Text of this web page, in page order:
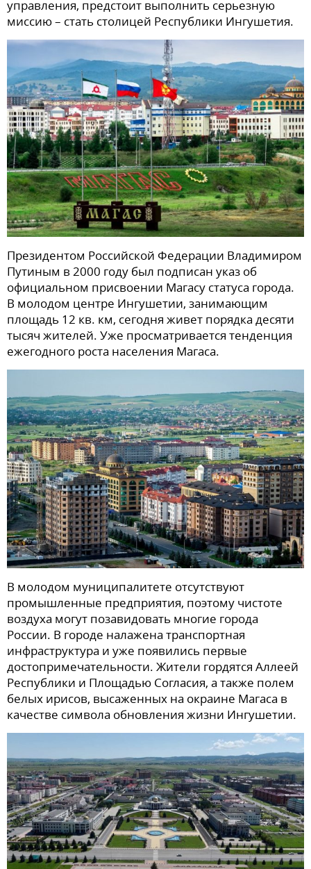
управления, предстоит выполнить серьезную
миссию – стать столицей Республики Ингушетия.
Президентом Российской Федерации Владимиром
Путиным в 2000 году был подписан указ об
официальном присвоении Магасу статуса города.
В молодом центре Ингушетии, занимающим
площадь 12 кв. км, сегодня живет порядка десяти
тысяч жителей. Уже просматривается тенденция
ежегодного роста населения Магаса.
В молодом муниципалитете отсутствуют
промышленные предприятия, поэтому чистоте
воздуха могут позавидовать многие города
России. В городе налажена транспортная
инфраструктура и уже появились первые
достопримечательности. Жители гордятся Аллеей
Республики и Площадью Согласия, а также полем
белых ирисов, высаженных на окраине Магаса в
качестве символа обновления жизни Ингушетии.